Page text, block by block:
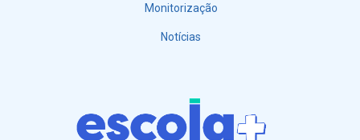
Monitorização
Notícias